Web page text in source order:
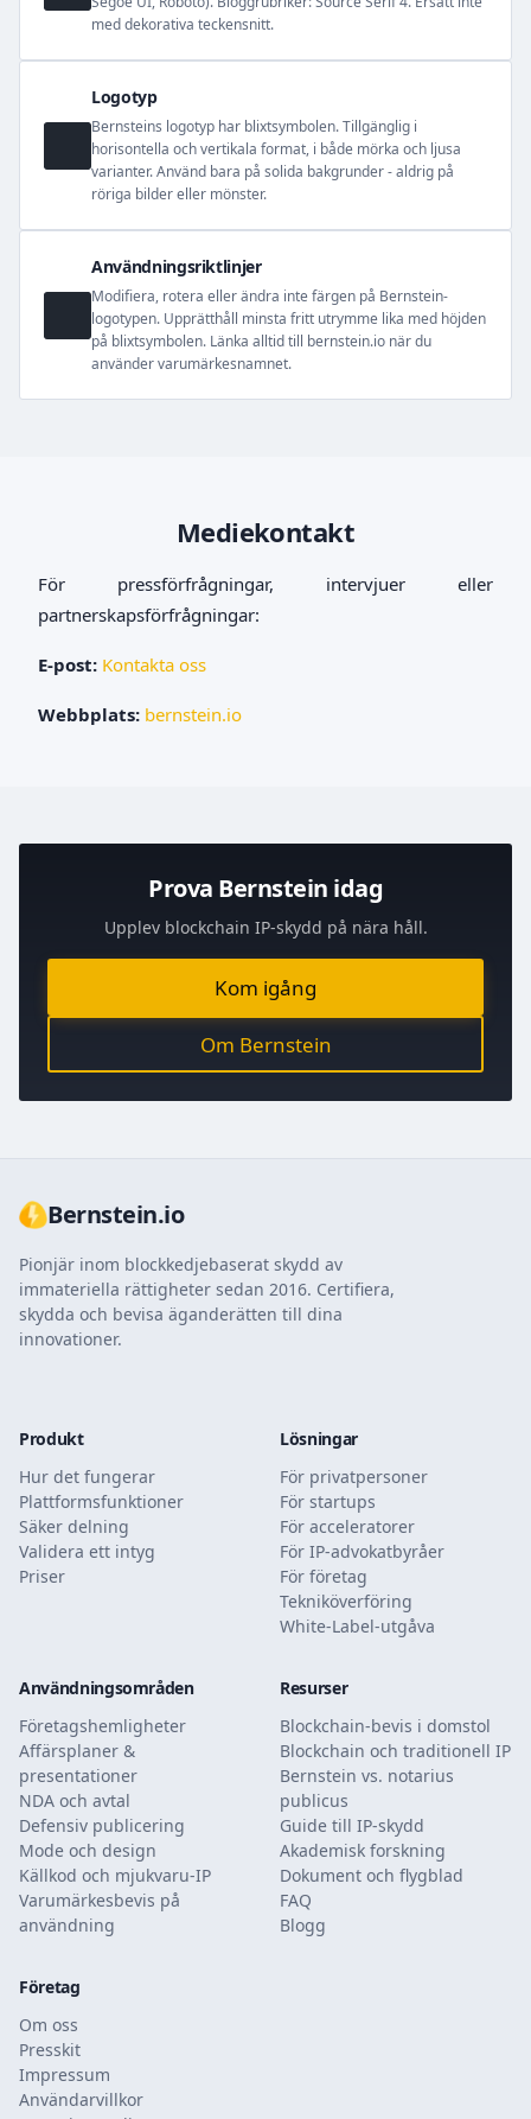
med dekorativa teckensnitt.
Logotyp
Bernsteins logotyp har blixtsymbolen. Tillgänglig i
horisontella och vertikala format, i både mörka och ljusa
varianter. Använd bara på solida bakgrunder - aldrig på
röriga bilder eller mönster.
Användningsriktlinjer
Modifiera, rotera eller ändra inte färgen på Bernstein-
logotypen. Upprätthåll minsta fritt utrymme lika med höjden
på blixtsymbolen. Länka alltid till bernstein.io när du
använder varumärkesnamnet.
Mediekontakt
För pressförfrågningar, intervjuer eller
partnerskapsförfrågningar:
E-post: Kontakta oss
Webbplats: bernstein.io
Prova Bernstein idag
Upplev blockchain IP-skydd på nära håll.
Kom igång
Om Bernstein
Bernstein.io
Pionjär inom blockkedjebaserat skydd av
immateriella rättigheter sedan 2016. Certifiera,
skydda och bevisa äganderätten till dina
innovationer.
Produkt
Hur det fungerar
Plattformsfunktioner
Säker delning
Validera ett intyg
Priser
Lösningar
För privatpersoner
För startups
För acceleratorer
För IP-advokatbyråer
För företag
Tekniköverföring
White-Label-utgåva
Användningsområden
Företagshemligheter
Affärsplaner &
presentationer
NDA och avtal
Defensiv publicering
Mode och design
Källkod och mjukvaru-IP
Varumärkesbevis på
användning
Resurser
Blockchain-bevis i domstol
Blockchain och traditionell IP
Bernstein vs. notarius
publicus
Guide till IP-skydd
Akademisk forskning
Dokument och flygblad
FAQ
Blogg
Företag
Om oss
Presskit
Impressum
Användarvillkor